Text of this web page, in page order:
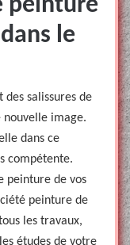
peinture
le
salissures de
nouvelle image.
dans ce
compétente.
peinture de vos
peinture de
les travaux,
études de votre